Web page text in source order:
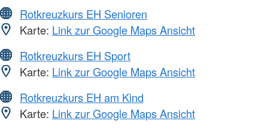
Rotkreuzkurs EH Senioren
Karte: Link zur Google Maps Ansicht
Rotkreuzkurs EH Sport
Karte: Link zur Google Maps Ansicht
Rotkreuzkurs EH am Kind
Karte: Link zur Google Maps Ansicht